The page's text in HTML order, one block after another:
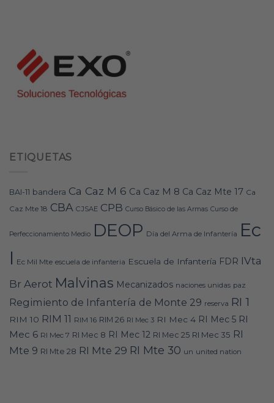
ETIQUETAS
BAI-11 bandera Ca Caz M 6 Ca Caz M 8 Ca Caz Mte 17 Ca
Caz Mte 18 CBA CJSAE CPB Curso Básico de las Armas Curso de
Perfeccionamiento Medio DEOP Día del Arma de Infantería Ec
I Ec Mil Mte escuela de infanteria Escuela de Infantería FDR IVta
Br Aerot Malvinas Mecanizados naciones unidas paz
Regimiento de Infantería de Monte 29 reserva RI 1
RIM 10 RIM 11 RIM 16 RIM 26 RI Mec 3 RI Mec 4 RI Mec 5 RI
Mec 6 RI Mec 7 RI Mec 8 RI Mec 12 RI Mec 25 RI Mec 35 RI
Mte 9 RI Mte 28 RI Mte 29 RI Mte 30 un united nation